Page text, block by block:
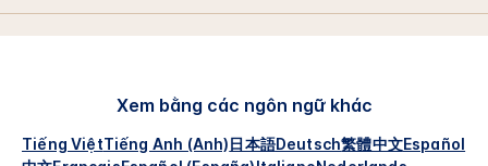
Xem bằng các ngôn ngữ khác
Tiếng ViệtTiếng Anh (Anh)日本語Deutsch繁體中文Español